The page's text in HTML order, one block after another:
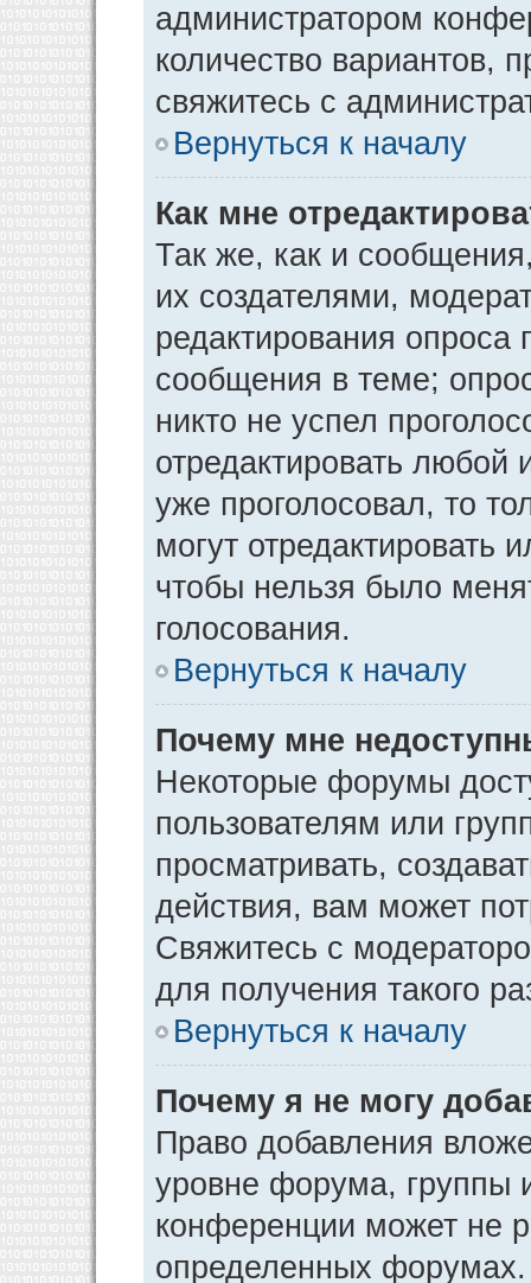
администратором
количество вариантов,
свяжитесь с
Вернуться к началу
Как мне
Так же, как и
их создателями,
редактирования опроса
сообщения в теме;
никто не успел
отредактировать любой
уже проголосовал, то
могут отредактировать
чтобы нельзя было
голосования.
Вернуться к началу
Почему мне
Некоторые форумы
пользователям или
просматривать,
действия, вам может
Свяжитесь с
для получения такого
Вернуться к началу
Почему я не могу
Право добавления
уровне форума, группы
конференции может не
определенных